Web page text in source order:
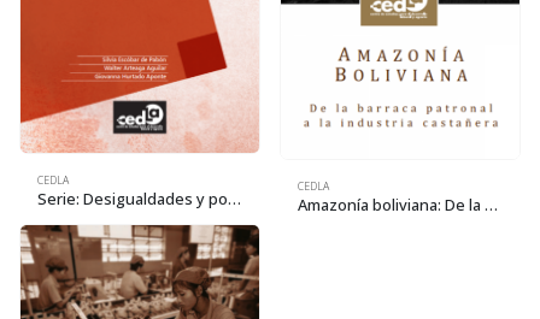
CEDLA
Serie: Desigualdades y pobreza multidimensional. Medición de la pobreza multidimensional Bolivia 2017
CEDLA
Amazonía boliviana: De la barraca patronal a la industria castañera